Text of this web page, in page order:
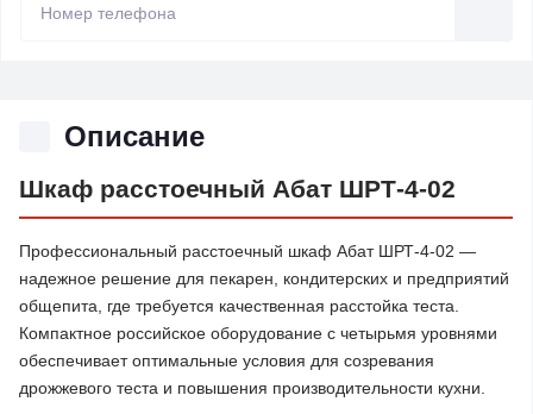
Описание
Шкаф расстоечный Абат ШРТ-4-02
Профессиональный расстоечный шкаф Абат ШРТ-4-02 —
надежное решение для пекарен, кондитерских и предприятий
общепита, где требуется качественная расстойка теста.
Компактное российское оборудование с четырьмя уровнями
обеспечивает оптимальные условия для созревания
дрожжевого теста и повышения производительности кухни.